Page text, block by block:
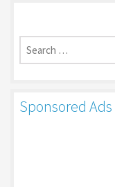
Search
for:
Sponsored Ads